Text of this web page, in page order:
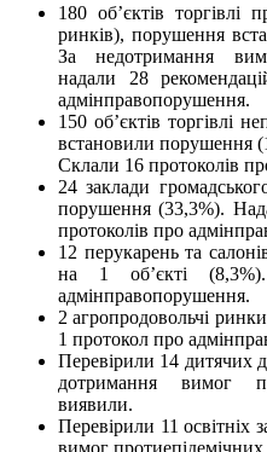
180 об’єктів торгівлі
ринків), порушення
За недотримання
надали 28
адмінправопорушення.
150 об’єктів торгівлі
встановили порушення
Склали 16 протоколів
24 заклади
порушення (33,3%).
протоколів про
12 перукарень та
на 1 об’єкті
адмінправопорушення.
2 агропродовольчі
1 протокол про
Перевірили 14 дитячих
дотримання вимог
виявили.
Перевірили 11 освітніх
вимог протиепідемічних